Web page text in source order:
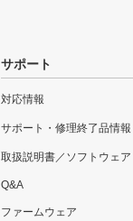
サポート
対応情報
サポート・修理終了品情報
取扱説明書／ソフトウェア
Q&A
ファームウェア